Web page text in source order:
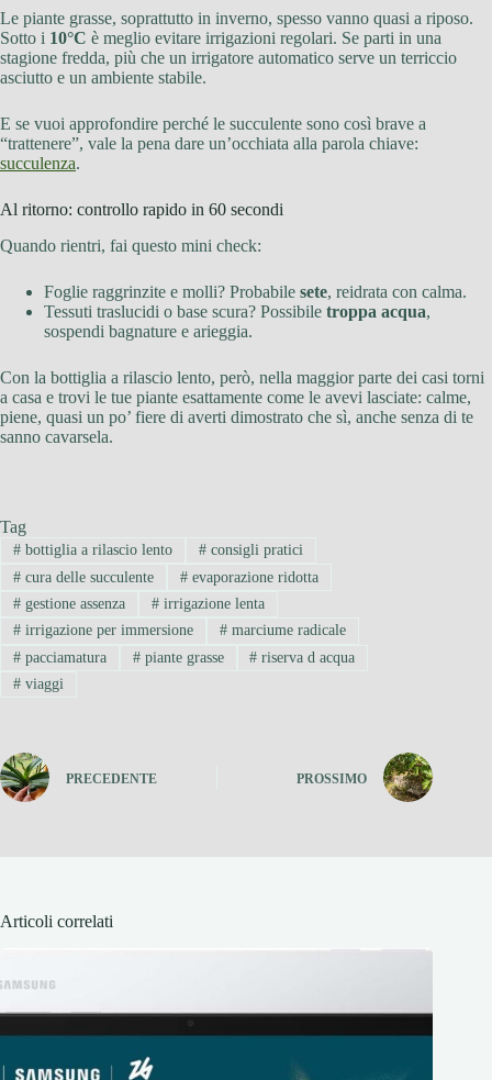
Le piante grasse, soprattutto in inverno, spesso vanno quasi a riposo.
Sotto i 10°C è meglio evitare irrigazioni regolari. Se parti in una
stagione fredda, più che un irrigatore automatico serve un terriccio
asciutto e un ambiente stabile.
E se vuoi approfondire perché le succulente sono così brave a
“trattenere”, vale la pena dare un’occhiata alla parola chiave:
succulenza.
Al ritorno: controllo rapido in 60 secondi
Quando rientri, fai questo mini check:
Foglie raggrinzite e molli? Probabile sete, reidrata con calma.
Tessuti traslucidi o base scura? Possibile troppa acqua,
sospendi bagnature e arieggia.
Con la bottiglia a rilascio lento, però, nella maggior parte dei casi torni
a casa e trovi le tue piante esattamente come le avevi lasciate: calme,
piene, quasi un po’ fiere di averti dimostrato che sì, anche senza di te
sanno cavarsela.
Tag
#bottiglia a rilascio lento #consigli pratici
#cura delle succulente #evaporazione ridotta
#gestione assenza #irrigazione lenta
#irrigazione per immersione #marciume radicale
#pacciamatura #piante grasse # riserva d acqua
#viaggi
PRECEDENTE PROSSIMO
Articoli correlati